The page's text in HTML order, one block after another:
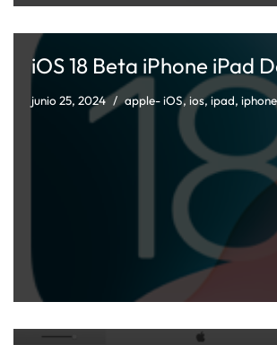
iOS 18 Beta iPhone iPad
junio 25, 2024 apple- iOS,ios,ipad, iphone